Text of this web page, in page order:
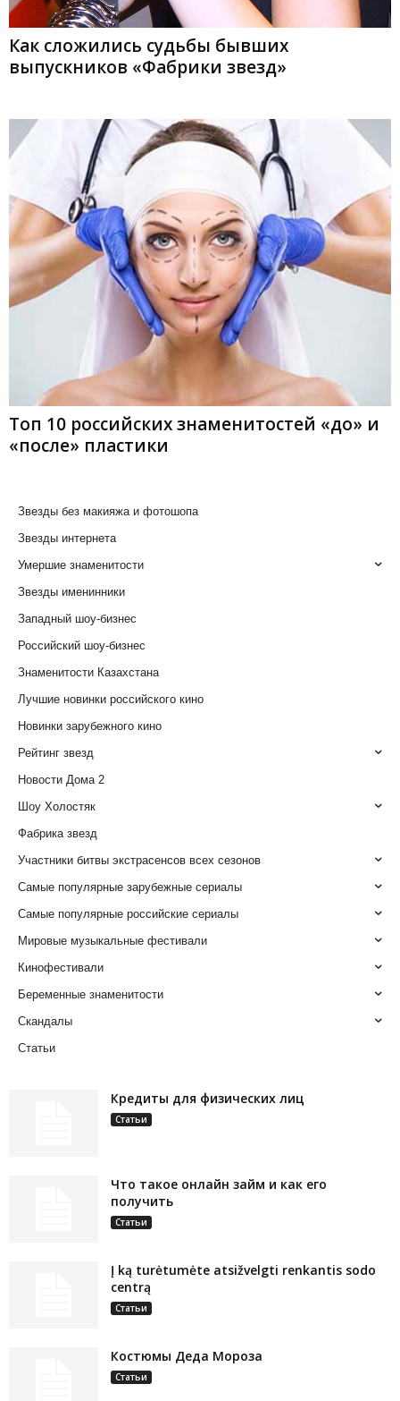
Как сложились судьбы бывших
выпускников «Фабрики звезд»
Топ 10 российских знаменитостей «до» и
«после» пластики
Звезды без макияжа и фотошопа
Звезды интернета
Умершие знаменитости
Звезды именинники
Западный шоу-бизнес
Российский шоу-бизнес
Знаменитости Казахстана
Лучшие новинки российского кино
Новинки зарубежного кино
Рейтинг звезд
Новости Дома 2
Шоу Холостяк
Фабрика звезд
Участники битвы экстрасенсов всех сезонов
Самые популярные зарубежные сериалы
Самые популярные российские сериалы
Мировые музыкальные фестивали
Кинофестивали
Беременные знаменитости
Скандалы
Статьи
Кредиты для физических лиц
Статьи
Что такое онлайн займ и как его
получить
Статьи
Į ką turėtumėte atsižvelgti renkantis sodo
centrą
Статьи
Костюмы Деда Мороза
Статьи